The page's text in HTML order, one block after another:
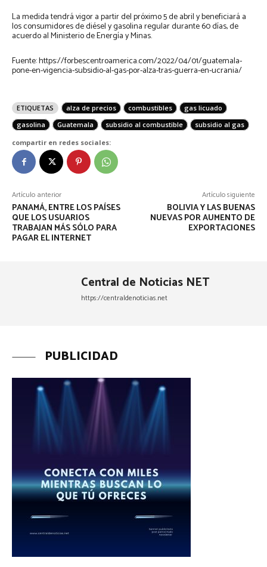
La medida tendrá vigor a partir del próximo 5 de abril y beneficiará a
los consumidores de diésel y gasolina regular durante 60 días, de
acuerdo al Ministerio de Energía y Minas.
Fuente: https://forbescentroamerica.com/2022/04/01/guatemala-
pone-en-vigencia-subsidio-al-gas-por-alza-tras-guerra-en-ucrania/
ETIQUETAS alza de precios combustibles
gas licuado
gasolina
Guatemala subsidio al combustible
subsidio al gas
compartir en redes sociales:
Artículo anterior
PANAMÁ, ENTRE LOS PAÍSES
QUE LOS USUARIOS
TRABAJAN MÁS SÓLO PARA
PAGAR EL INTERNET
Artículo siguiente
BOLIVIA Y LAS BUENAS
NUEVAS POR AUMENTO DE
EXPORTACIONES
Central de Noticias NET
https://centraldenoticias.net
PUBLICIDAD